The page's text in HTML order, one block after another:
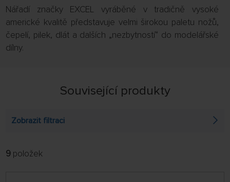
Nářadí značky EXCEL vyráběné v tradičně vysoké
americké kvalitě představuje velmi širokou paletu nožů,
čepelí, pilek, dlát a dalších „nezbytností“ do modelářské
dílny.
Související produkty
Zobrazit filtraci
FILTROVAT:
9 položek